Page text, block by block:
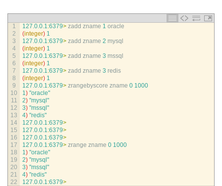
1
2
3
4
5
6
7
8
9
10
11
12
13
14
15
16
17
18
19
20
21
22
127.0.0.1:6379> zadd zname 1 oracle
(integer) 1
127.0.0.1:6379> zadd zname 2 mysql
(integer) 1
127.0.0.1:6379> zadd zname 3 mssql
(integer) 1
127.0.0.1:6379> zadd zname 3 redis
(integer) 1
127.0.0.1:6379> zrangebyscore zname 0 1000
1) "oracle"
2) "mysql"
3) "mssql"
4) "redis"
127.0.0.1:6379>
127.0.0.1:6379>
127.0.0.1:6379>
127.0.0.1:6379> zrange zname 0 1000
1) "oracle"
2) "mysql"
3) "mssql"
4) "redis"
127.0.0.1:6379>